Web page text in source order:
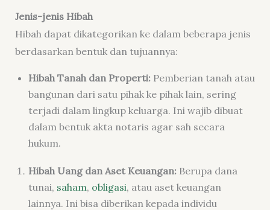
Jenis-jenis Hibah
Hibah dapat dikategorikan ke dalam beberapa jenis
berdasarkan bentuk dan tujuannya:
Hibah Tanah dan Properti: Pemberian tanah atau
bangunan dari satu pihak ke pihak lain, sering
terjadi dalam lingkup keluarga. Ini wajib dibuat
dalam bentuk akta notaris agar sah secara
hukum.
Hibah Uang dan Aset Keuangan: Berupa dana
tunai, saham, obligasi, atau aset keuangan
lainnya. Ini bisa diberikan kepada individu